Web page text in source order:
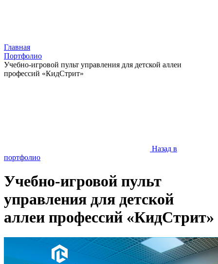
Главная
Портфолио
Учебно-игровой пульт управления для детской аллеи
профессий «КидСтрит»
Назад в
портфолио
Учебно-игровой пульт
управления для детской
аллеи профессий «КидСтрит»